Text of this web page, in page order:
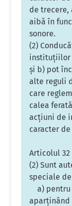
de trecere,
aibă în
sonore.
(2)
instituţiilor
şi b) pot
alte reguli
care
calea
acţiuni de
caracter
Articolul 32
(2) Sunt
speciale
a) pentru